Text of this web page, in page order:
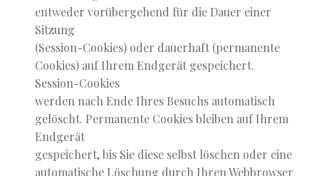
entweder vorübergehend für die Dauer einer
Sitzung
(Session-Cookies) oder dauerhaft (permanente
Cookies) auf Ihrem Endgerät gespeichert.
Session-Cookies
werden nach Ende Ihres Besuchs automatisch
gelöscht. Permanente Cookies bleiben auf Ihrem
Endgerät
gespeichert, bis Sie diese selbst löschen oder eine
automatische Löschung durch Ihren Webbrowser